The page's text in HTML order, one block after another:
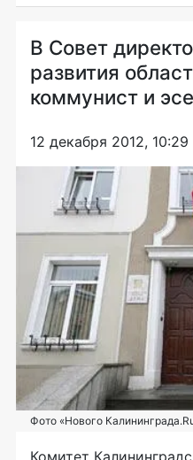
В Совет
развития
коммунист и
12 декабря 2012, 10:29
Фото «Нового
Комитет